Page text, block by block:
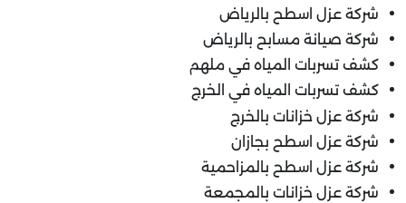
شركة عزل اسطح بالرياض
شركة صيانة مسابح بالرياض
كشف تسربات المياه في ملهم
كشف تسربات المياه في الخرج
شركة عزل خزانات بالخرج
شركة عزل اسطح بجازان
شركة عزل اسطح بالمزاحمية
شركة عزل خزانات بالمجمعة